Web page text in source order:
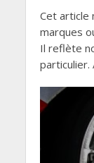
Cet article
marques
Il reflète
particulier.